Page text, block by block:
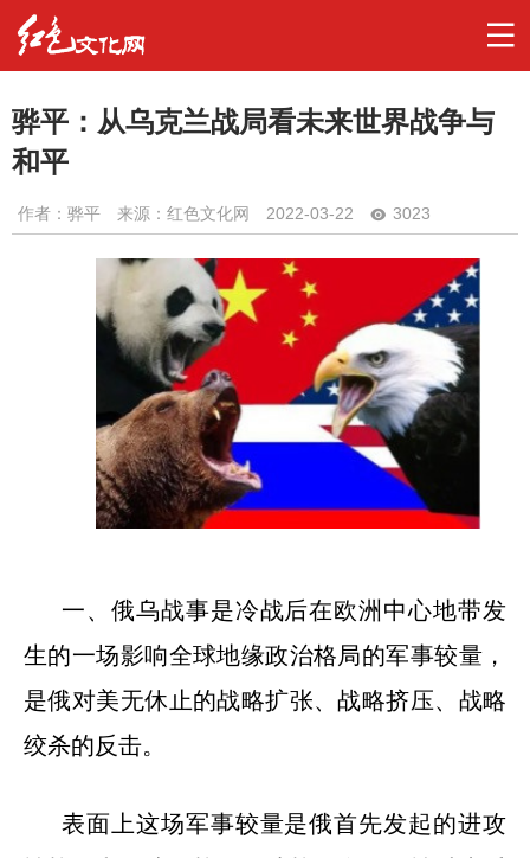
骅平：从乌克兰战局看未来世界战争与
和平
作者： 骅平 来源：红色文化网 2022-03-22 3023
一、俄乌战事是冷战后在欧洲中心地带发
生的一场影响全球地缘政治格局的军事较量，
是俄对美无休止的战略扩张、战略挤压、战略
绞杀的反击。
表面上这场军事较量是俄首先发起的进攻